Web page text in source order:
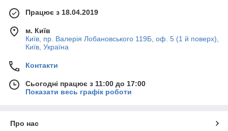
Працює з 18.04.2019
м. Київ
Київ, пр. Валерія Лобановського 119Б, оф. 5 (1 й поверх),
Київ, Україна
Контакти
Сьогодні працює з 11:00 до 17:00
Показати весь графік роботи
Про нас